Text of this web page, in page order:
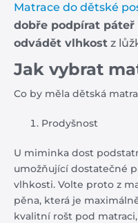
Matrace do dětské
dobře podpírat páteř
odvádět vlhkost z
Jak vybrat
Co by měla dětská
Prodyšnost
U miminka dost
umožňující dostatečné
vlhkosti. Volte proto z
pěna, která je
kvalitní rošt pod